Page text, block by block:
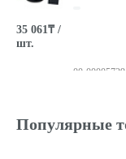
35 061₸ /
шт.
00-00005729
Популярные